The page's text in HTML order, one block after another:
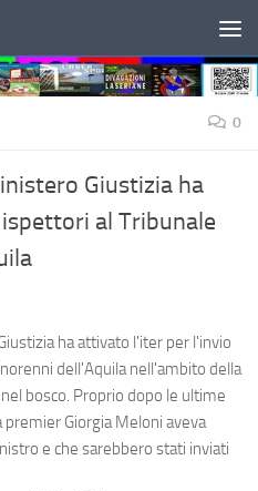
0
Giustizia ha
al Tribunale
ha attivato l'iter per l'invio
dell'Aquila nell'ambito della
bosco. Proprio dopo le ultime
Giorgia Meloni aveva
e che sarebbero stati inviati